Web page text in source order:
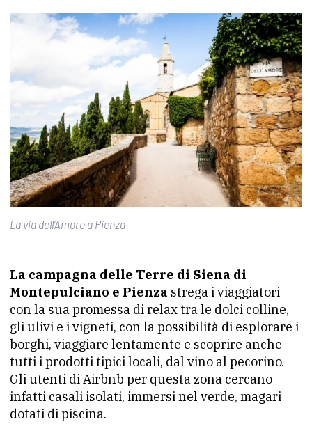
La via dell’Amore a Pienza
La campagna delle Terre di Siena di
Montepulciano e Pienza strega i viaggiatori
con la sua promessa di relax tra le dolci colline,
gli ulivi e i vigneti, con la possibilità di esplorare i
borghi, viaggiare lentamente e scoprire anche
tutti i prodotti tipici locali, dal vino al pecorino.
Gli utenti di Airbnb per questa zona cercano
infatti casali isolati, immersi nel verde, magari
dotati di piscina.